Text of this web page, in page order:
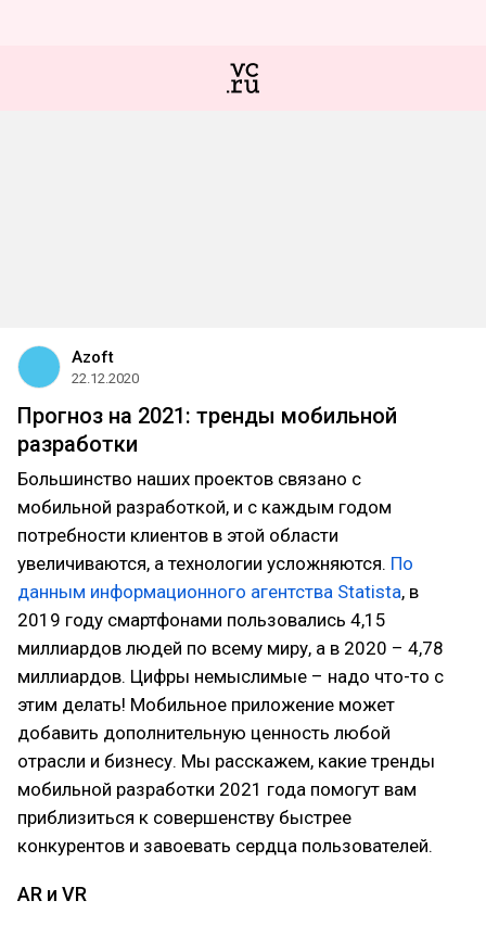
Azoft
22.12.2020
Прогноз на 2021: тренды мобильной
разработки
Большинство наших проектов связано с
мобильной разработкой, и с каждым годом
потребности клиентов в этой области
увеличиваются, а технологии усложняются. По
данным информационного агентства Statista, в
2019 году смартфонами пользовались 4,15
миллиардов людей по всему миру, а в 2020 – 4,78
миллиардов. Цифры немыслимые – надо что-то с
этим делать! Мобильное приложение может
добавить дополнительную ценность любой
отрасли и бизнесу. Мы расскажем, какие тренды
мобильной разработки 2021 года помогут вам
приблизиться к совершенству быстрее
конкурентов и завоевать сердца пользователей.
AR и VR